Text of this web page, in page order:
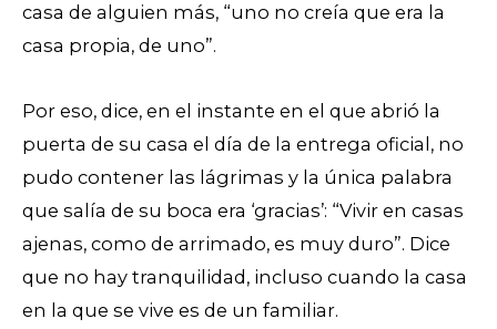
casa de alguien más, “uno no creía que era la
casa propia, de uno”.
Por eso, dice, en el instante en el que abrió la
puerta de su casa el día de la entrega oficial, no
pudo contener las lágrimas y la única palabra
que salía de su boca era ‘gracias’: “Vivir en casas
ajenas, como de arrimado, es muy duro”. Dice
que no hay tranquilidad, incluso cuando la casa
en la que se vive es de un familiar.